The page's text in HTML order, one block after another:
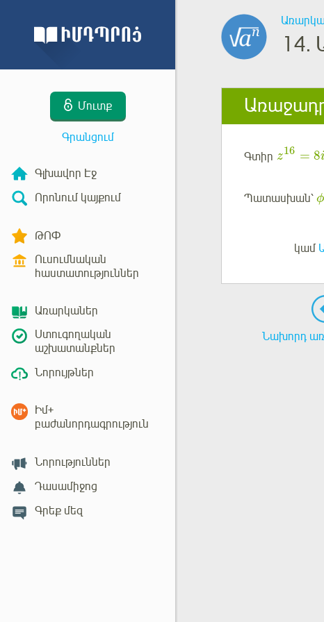
Մուտք
Գրանցում
Գլխավոր Էջ
Որոնում կայքում
ԹՈՓ
Ուսումնական
հաստատություններ
Առարկաներ
Ստուգողական
աշխատանքներ
Նորույթներ
Իմ+
բաժանորդագրություն
Նորություններ
Դասամիջոց
Գրեք մեզ
14.
Գտիր z16 = 8i
Պատասխան՝ ϕ
կամ
Նախորդ